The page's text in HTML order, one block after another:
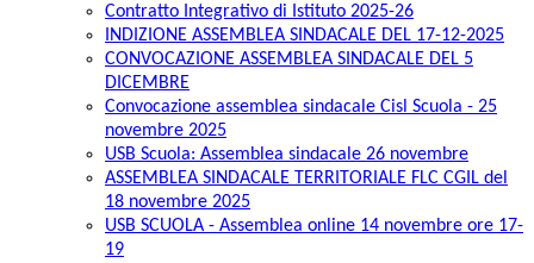
Contratto Integrativo di Istituto 2025-26
INDIZIONE ASSEMBLEA SINDACALE DEL 17-12-2025
CONVOCAZIONE ASSEMBLEA SINDACALE DEL 5
DICEMBRE
Convocazione assemblea sindacale Cisl Scuola - 25
novembre 2025
USB Scuola: Assemblea sindacale 26 novembre
ASSEMBLEA SINDACALE TERRITORIALE FLC CGIL del
18 novembre 2025
USB SCUOLA - Assemblea online 14 novembre ore 17-
19